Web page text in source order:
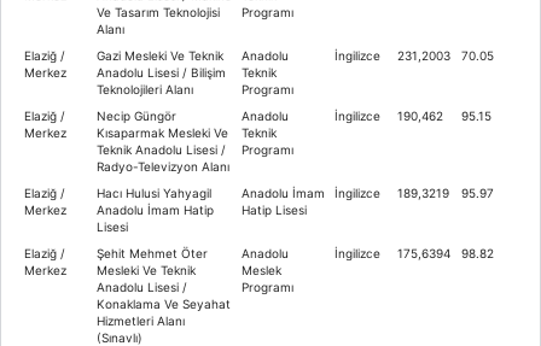
Ve Tasarım Teknolojisi
Alanı
Programı
Elaziğ /
Merkez
Gazi Mesleki Ve Teknik
Anadolu Lisesi / Bilişim
Teknolojileri Alanı
Anadolu
Teknik
Programı
İngilizce 231,2003 70.05
Elaziğ /
Merkez
Necip Güngör
Kısaparmak Mesleki Ve
Teknik Anadolu Lisesi /
Radyo-Televizyon Alanı
Anadolu
Teknik
Programı
İngilizce 190,462 95.15
Elaziğ /
Merkez
Hacı Hulusi Yahyagil
Anadolu İmam Hatip
Lisesi
Anadolu İmam
Hatip Lisesi
İngilizce 189,3219 95.97
Elaziğ /
Merkez
Şehit Mehmet Öter
Mesleki Ve Teknik
Anadolu Lisesi /
Konaklama Ve Seyahat
Hizmetleri Alanı
(Sınavlı)
Anadolu
Meslek
Programı
İngilizce 175,6394 98.82